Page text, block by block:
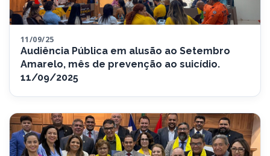
11/09/25
Audiência Pública em alusão ao Setembro
Amarelo, mês de prevenção ao suicídio.
11/09/2025